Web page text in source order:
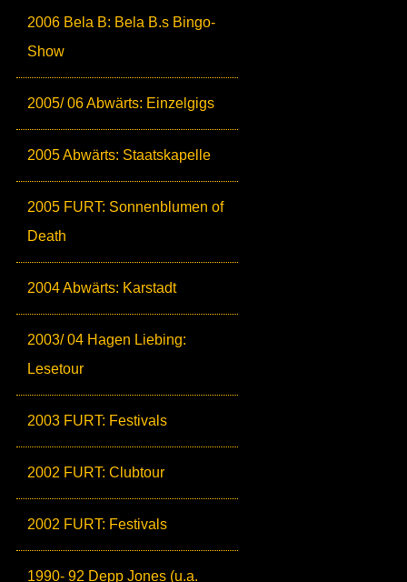
2006 Bela B: Bela B.s Bingo-
Show
2005/ 06 Abwärts: Einzelgigs
2005 Abwärts: Staatskapelle
2005 FURT: Sonnenblumen of
Death
2004 Abwärts: Karstadt
2003/ 04 Hagen Liebing:
Lesetour
2003 FURT: Festivals
2002 FURT: Clubtour
2002 FURT: Festivals
1990- 92 Depp Jones (u.a.